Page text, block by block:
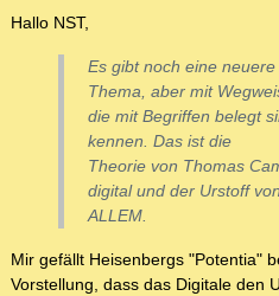
Hallo NST,
Es gibt noch eine
Thema, aber mit
die mit Begriffen belegt
kennen. Das ist die
Theorie von Thomas
digital und der Urstoff von
ALLEM.
Mir gefällt Heisenbergs "Potentia"
Vorstellung, dass das Digitale den